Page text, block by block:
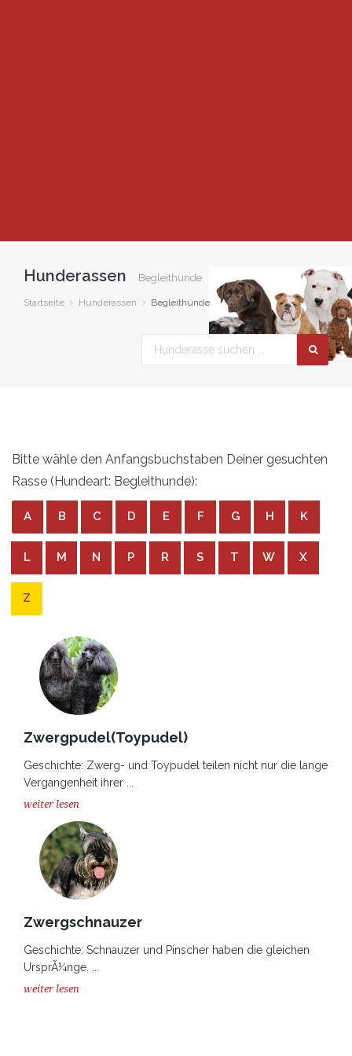
Hunderassen Begleithunde
Startseite Hunderassen Begleithunde
Bitte wähle den Anfangsbuchstaben Deiner gesuchten
Rasse (Hundeart: Begleithunde):
A B C D E F G H K
L M N P R S T W X
Z
Zwergpudel(Toypudel)
Geschichte: Zwerg- und Toypudel teilen nicht nur die lange
Vergangenheit ihrer ...
weiter lesen
Zwergschnauzer
Geschichte: Schnauzer und Pinscher haben die gleichen
UrsprÃ¼nge. ...
weiter lesen